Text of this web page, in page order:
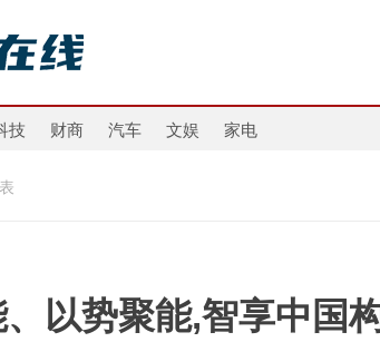
技 财商 汽车 文娱 家电
以势聚能,智享中国